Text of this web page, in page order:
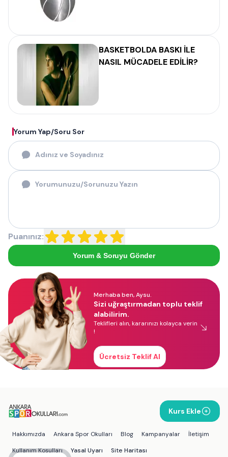
BASKETBOLDA BASKI İLE
NASIL MÜCADELE EDİLİR?
Yorum Yap/Soru Sor
Puanınız:
Yorum & Soruyu Gönder
Merhaba ben, Aysu.
Sizi uğraştırmadan toplu teklif
alabilirim.
Teklifleri alın, kararınızı kolayca verin
!
Ücretsiz Teklif Al
Kurs Ekle
Hakkımızda Ankara Spor Okulları Blog Kampanyalar
İletişim
Kullanım Koşulları
Yasal Uyarı Site Haritası